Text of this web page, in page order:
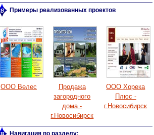
Примеры реализованных проектов
ООО Велес
Продажа
загородного
дома -
г.Новосибирск
ООО Хорека
Плюс -
г.Новосибирск